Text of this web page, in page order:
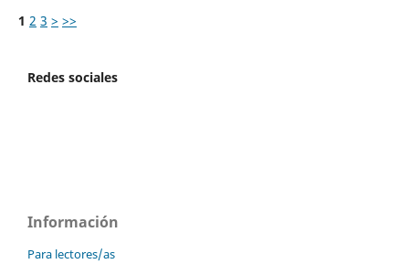
1 2 3 > >>
Redes sociales
Información
Para lectores/as